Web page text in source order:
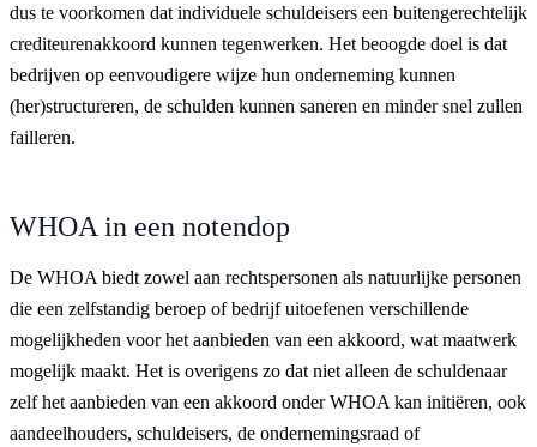
dus te voorkomen dat individuele schuldeisers een buitengerechtelijk
crediteurenakkoord kunnen tegenwerken. Het beoogde doel is dat
bedrijven op eenvoudigere wijze hun onderneming kunnen
(her)structureren, de schulden kunnen saneren en minder snel zullen
failleren.
WHOA in een notendop
De WHOA biedt zowel aan rechtspersonen als natuurlijke personen
die een zelfstandig beroep of bedrijf uitoefenen verschillende
mogelijkheden voor het aanbieden van een akkoord, wat maatwerk
mogelijk maakt. Het is overigens zo dat niet alleen de schuldenaar
zelf het aanbieden van een akkoord onder WHOA kan initiëren, ook
aandeelhouders, schuldeisers, de ondernemingsraad of